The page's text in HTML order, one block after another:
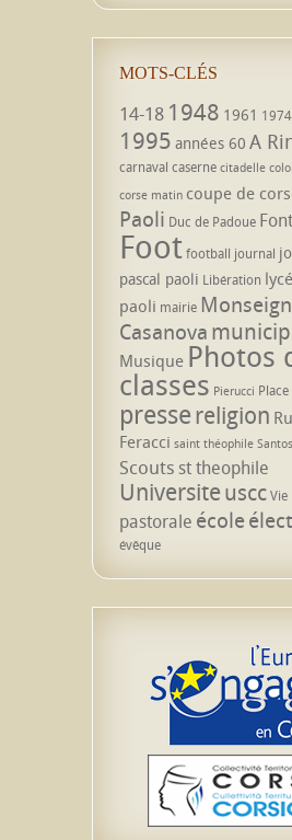
MOTS-CLÉS
14-18 1948 1961 1974
1995 années 60 A
carnaval caserne citadelle
corse matin coupe de
Paoli Duc de Padoue
Footfootball journal
pascal paoli Libération
paoli mairie
Casanova
Musique Photos
classes Pierucci
pressereligion
Feracci saint théophile
Scoutsst theophile
Universiteuscc
pastorale école
évêque